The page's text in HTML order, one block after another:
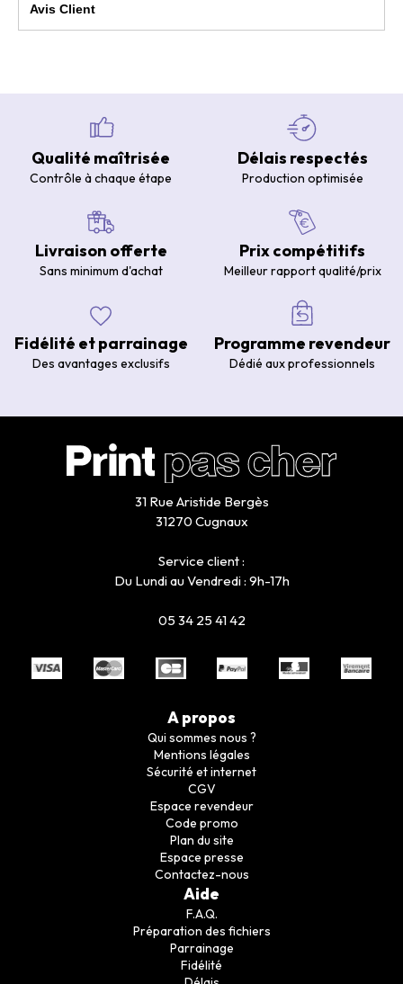
Avis Client
Qualité maîtrisée
Contrôle à chaque étape
Délais respectés
Production optimisée
Livraison offerte
Sans minimum d'achat
Prix compétitifs
Meilleur rapport qualité/prix
Fidélité et parrainage
Des avantages exclusifs
Programme revendeur
Dédié aux professionnels
31 Rue Aristide Bergès
31270 Cugnaux
Service client :
Du Lundi au Vendredi : 9h-17h
05 34 25 41 42
A propos
Qui sommes nous ?
Mentions légales
Sécurité et internet
CGV
Espace revendeur
Code promo
Plan du site
Espace presse
Contactez-nous
Aide
F.A.Q.
Préparation des fichiers
Parrainage
Fidélité